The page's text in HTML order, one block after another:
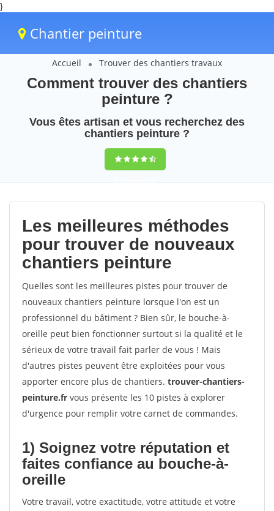
}
Chantier peinture
Accueil Trouver des chantiers travaux
Comment trouver des chantiers
peinture ?
Vous êtes artisan et vous recherchez des
chantiers peinture ?
9,5(100%)53
votes
Les meilleures méthodes
pour trouver de nouveaux
chantiers peinture
Quelles sont les meilleures pistes pour trouver de
nouveaux chantiers peinture lorsque l'on est un
professionnel du bâtiment ? Bien sûr, le bouche-à-
oreille peut bien fonctionner surtout si la qualité et le
sérieux de votre travail fait parler de vous ! Mais
d'autres pistes peuvent être exploitées pour vous
apporter encore plus de chantiers. trouver-chantiers-
peinture.fr vous présente les 10 pistes à explorer
d'urgence pour remplir votre carnet de commandes.
1) Soignez votre réputation et
faites confiance au bouche-à-
oreille
Votre travail, votre exactitude, votre attitude et votre